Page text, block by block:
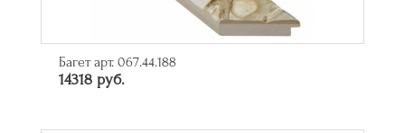
Багет арт. 067.44.188
14318 руб.